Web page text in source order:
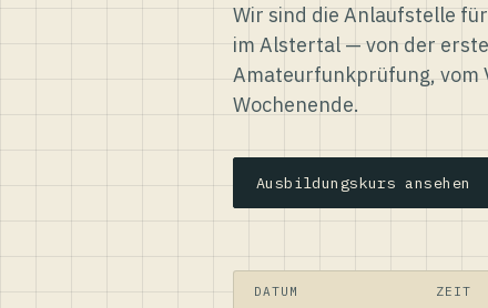
Wir sind die Anlaufstelle
im Alstertal — von der
Amateurfunkprüfung, vom
Wochenende.
Ausbildungskurs ansehen
DATUM ZEIT